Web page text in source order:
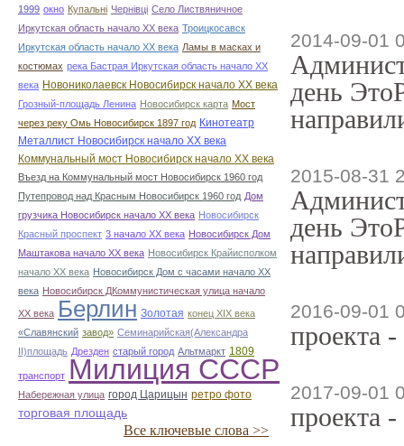
1999 окно Купальні Чернівці Село Листвяничное
Иркутская область начало ХХ века Троицкосавск
Иркутская область начало ХХ века Ламы в масках и
костюмах река Бастрая Иркутская область начало ХХ
века Новониколаевск Новосибирск начало ХХ века
Грозный-площадь Ленина Новосибирск карта Мост
через реку Омь Новосибирск 1897 год Кинотеатр
Металлист Новосибирск начало ХХ века
Коммунальный мост Новосибирск начало ХХ века
Въезд на Коммунальный мост Новосибирск 1960 год
Путепровод над Красным Новосибирск 1960 год Дом
грузчика Новосибирск начало ХХ века Новосибирск
Красный проспект 3 начало ХХ века Новосибирск Дом
Маштакова начало ХХ века Новосибирск Крайисполком
начало ХХ века Новосибирск Дом с часами начало ХХ
века Новосибирск ДКоммунистическая улица начало
ХХ века Берлин Золотая конец ХІХ века
«Славянский завод» Семинарийская(Александра
II)площадь Дрезден старый город Альтмаркт 1809
транспорт Милиция СССР
Набережная улица город Царицын ретро фото
торговая площадь
Все ключевые слова >>
2014-09-01
день
2015-08-31
день
2016-09-01
проекта
2017-09-01
проекта